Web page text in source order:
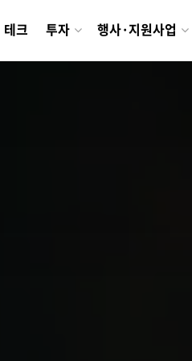
테크 투자 행사·지원사업